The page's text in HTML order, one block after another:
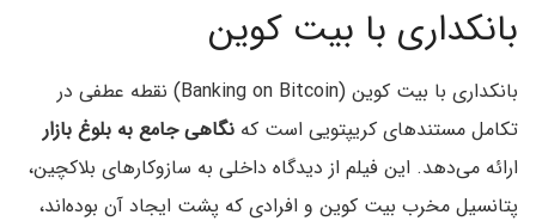
بانکداری با بیت کوین
بانکداری با بیت کوین (Banking on Bitcoin) نقطه عطفی در
تکامل مستندهای کریپتویی است که نگاهی جامع به بلوغ بازار
ارائه می‌دهد. این فیلم از دیدگاه داخلی به سازوکارهای بلاکچین،
پتانسیل مخرب بیت کوین و افرادی که پشت ایجاد آن بوده‌اند،